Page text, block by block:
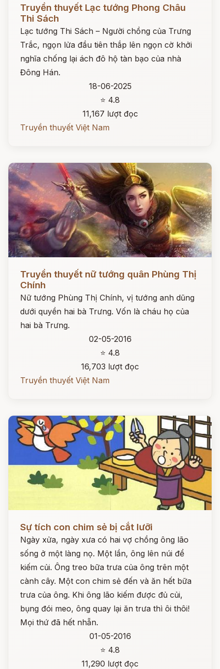
Truyền thuyết Lạc tướng Phong Châu
Thi Sách
Lạc tướng Thi Sách – Người chồng của Trưng
Trắc, ngọn lửa đầu tiên thắp lên ngọn cờ khởi
nghĩa chống lại ách đô hộ tàn bạo của nhà
Đông Hán.
18-06-2025
⭐ 4.8
11,167 lượt đọc
Truyền thuyết Việt Nam
Đọc ngay
Truyền thuyết nữ tướng quân Phùng Thị
Chính
Nữ tướng Phùng Thị Chính, vị tướng anh dũng
dưới quyền hai bà Trưng. Vốn là cháu họ của
hai bà Trưng.
02-05-2016
⭐ 4.8
16,703 lượt đọc
Truyền thuyết Việt Nam
Sự tích con chim sẻ bị cắt lưỡi
Ngày xửa, ngày xưa có hai vợ chồng ông lão
sống ở một làng nọ. Một lần, ông lên núi để
kiếm củi. Ông treo bữa trưa của ông trên một
cành cây. Một con chim sẻ đến và ăn hết bữa
trưa của ông. Khi ông lão kiếm được đủ củi,
bụng đói meo, ông quay lại ăn trưa thì ôi thôi!
Mọi thứ đã hết nhẵn.
01-05-2016
⭐ 4.8
11,290 lượt đọc